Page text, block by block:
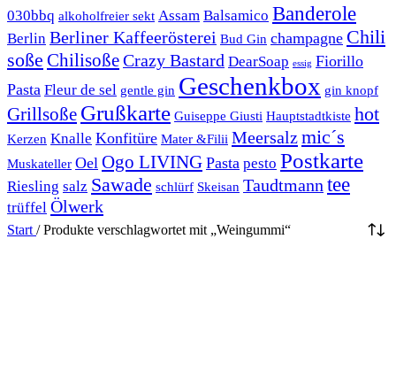
030bbq alkoholfreier sekt Assam Balsamico Banderole
Berlin Berliner Kaffeerösterei Bud Gin champagne Chili
soße ChilisoßeCrazy Bastard DearSoap essig Fiorillo
Pasta Fleur de sel gentle gin Geschenkbox gin knopf
Grillsoße Grußkarte Guiseppe Giusti Hauptstadtkiste hot
Kerzen Knalle Konfitüre Mater &Filii Meersalzmic´s
Muskateller Oel Ogo LIVING Pasta pesto Postkarte
Riesling salz Sawade schlürf Skeisan Taudtmann tee
trüffel Ölwerk
Start / Produkte verschlagwortet mit „Weingummi“